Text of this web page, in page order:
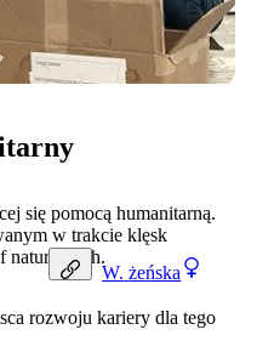
W. żeńska
się pomocą humanitarną.
w trakcie klęsk
naturalnych.
rozwoju kariery dla tego